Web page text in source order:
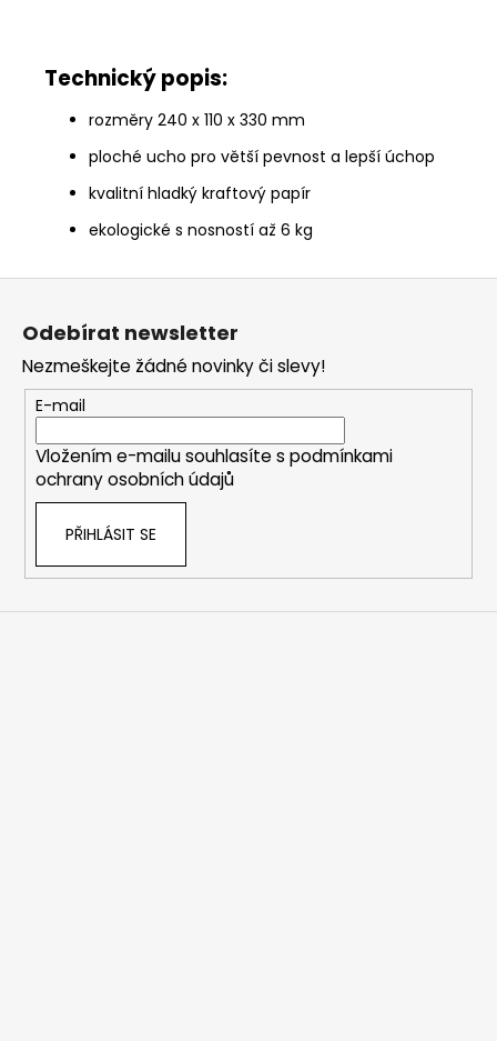
Technický popis:
rozměry 240 x 110 x 330 mm
ploché ucho pro větší pevnost a lepší úchop
kvalitní hladký kraftový papír
ekologické s nosností až 6 kg
Z
Odebírat newsletter
Nezmeškejte žádné novinky či slevy!
E-mail
Vložením e-mailu souhlasíte s podmínkami
ochrany osobních údajů
PŘIHLÁSIT SE